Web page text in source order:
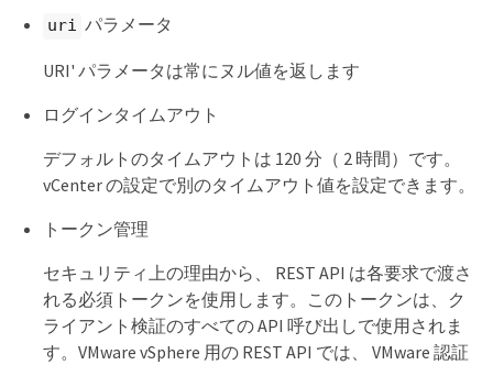
uri パラメータ
URI' パラメータは常にヌル値を返します
ログインタイムアウト
デフォルトのタイムアウトは 120 分（ 2 時間）です。
vCenter の設定で別のタイムアウト値を設定できます。
トークン管理
セキュリティ上の理由から、 REST API は各要求で渡さ
れる必須トークンを使用します。このトークンは、ク
ライアント検証のすべての API 呼び出しで使用されま
す。VMware vSphere 用の REST API では、 VMware 認証